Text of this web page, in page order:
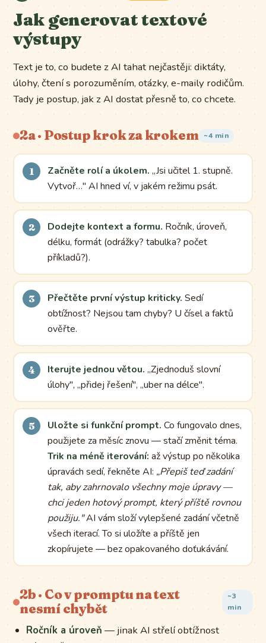
Jak generovat textové
výstupy
Text je to, co budete z AI tahat nejčastěji: diktáty,
úlohy, čtení s porozuměním, otázky, e-maily rodičům.
Tady je postup, jak z AI dostat přesně to, co chcete.
2a · Postup krok za krokem ~4 min
Začněte rolí a úkolem. „Jsi učitel 1. stupně.
Vytvoř…" AI hned ví, v jakém režimu psát.
Dodejte kontext a formu. Ročník, úroveň,
délku, formát (odrážky? tabulka? počet
příkladů?).
Přečtěte první výstup kriticky. Sedí
obtížnost? Nejsou tam chyby? U čísel a faktů
ověřte.
Iterujte jednou větou. „Zjednoduš slovní
úlohy", „přidej řešení", „uber na délce".
Uložte si funkční prompt. Co fungovalo dnes,
použijete za měsíc znovu — stačí změnit téma.
Trik na méně iterování: až výstup po několika
úpravách sedí, řekněte AI: „Přepiš teď zadání
tak, aby zahrnovalo všechny moje úpravy —
chci jeden hotový prompt, který příště rovnou
použiju."AI vám složí vylepšené zadání včetně
všech iterací. To si uložíte a příště jen
zkopírujete — bez opakovaného doťukávání.
2b · Co v promptu na text
nesmí chybět
~3
min
Ročník a úroveň — jinak AI střelí obtížnost